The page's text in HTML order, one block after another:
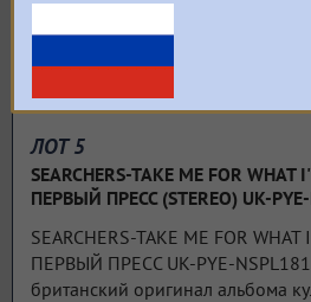
ЛОТ 5
SEARCHERS-TAKE ME FOR
ПЕРВЫЙ ПРЕСС (STEREO) UK-
SEARCHERS-TAKE ME FOR
ПЕРВЫЙ ПРЕСС UK-PYE-
британский оригинал альбома